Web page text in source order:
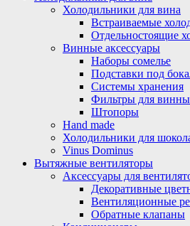
Холодильники для вина
Встраиваемые
Отдельностоящие
Винные аксессуары
Наборы сомелье
Подставки под
Системы хранения
Фильтры для
Штопоры
Hand made
Холодильники для
Vinus Dominus
Вытяжные вентиляторы
Аксессуары для
Декоративные
Вентиляционные
Обратные клапаны